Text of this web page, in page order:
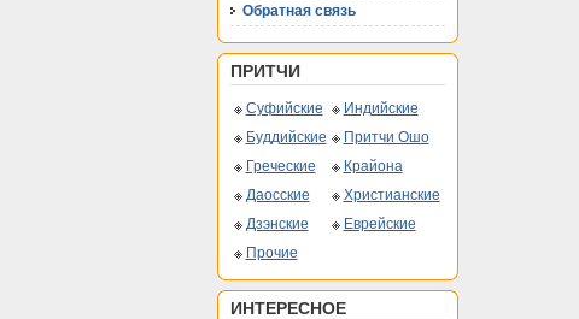
Обратная связь
ПРИТЧИ
Суфийские
Индийские
Буддийские
Притчи Ошо
Греческие
Крайона
Даосские
Христианские
Дзэнские
Еврейские
Прочие
ИНТЕРЕСНОЕ